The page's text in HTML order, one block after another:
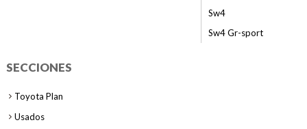
Sw4
Sw4 Gr-sport
SECCIONES
Toyota Plan
Usados